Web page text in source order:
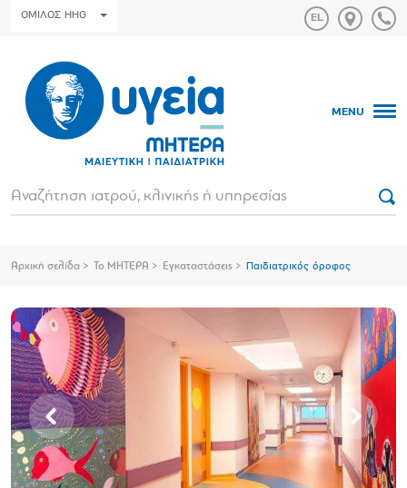
ΟΜΙΛΟΣ HHG
MENU
Αρχική σελίδα Το ΜΗΤΕΡΑ Εγκαταστάσεις Παιδιατρικός όροφος